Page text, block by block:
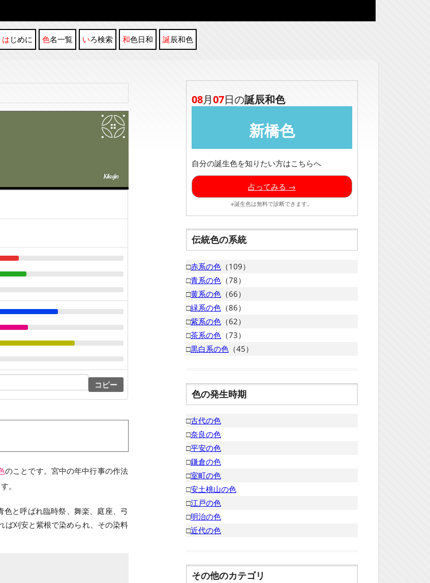
はじめに 色名一覧 いろ検索 和色日和 誕辰和色
Kikujin
コピー
のことです。宮中の年中行事の作法
。
と呼ばれ臨時祭、舞楽、庭座、弓
ば刈安と紫根で染められ、その染料
08月07日の誕辰和色
新橋色
自分の誕生色を知りたい方はこちらへ
占ってみる →
※誕生色は無料で診断できます。
伝統色の系統
□赤系の色（109）
□青系の色（78）
□黄系の色（66）
□緑系の色（86）
□紫系の色（62）
□茶系の色（73）
□黒白系の色（45）
色の発生時期
□古代の色
□奈良の色
□平安の色
□鎌倉の色
□室町の色
□安土桃山の色
□江戸の色
□明治の色
□近代の色
その他のカテゴリ